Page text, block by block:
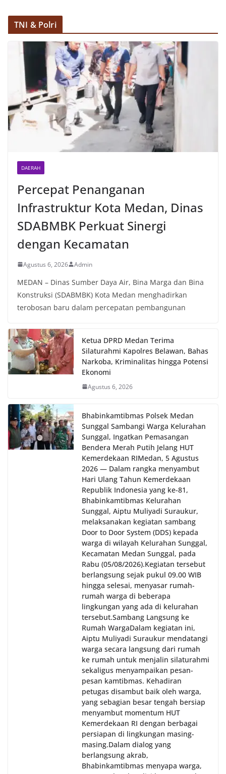
hubungan kemitraan antara Polri dan
masyarakat, sekaligus membangun kesadaran
kolektif warga akan pentingnya menjaga
keamanan, ketertiban, dan kekompakan
lingkungan, khususnya dalam menyambut
momentum bersejarah HUT Kemerdekaan
Republik Indonesia.‎Kegiatan sambang ini
rencananya akan terus dilaksanakan secara rutin
oleh Bhabinkamtibmas di wilayah Kelurahan
Sunggal sebagai bagian dari upaya menciptakan
situasi Kamtibmas yang aman dan kondusif,
sekaligus menumbuhkan semangat nasionalisme
warga dalam menyambut Hari Kemerdekaan RI.
TNI & Polri
DAERAH
Percepat Penanganan
Infrastruktur Kota Medan, Dinas
SDABMBK Perkuat Sinergi
dengan Kecamatan
Agustus 6, 2026 Admin
MEDAN – Dinas Sumber Daya Air, Bina Marga dan Bina
Konstruksi (SDABMBK) Kota Medan menghadirkan
terobosan baru dalam percepatan pembangunan
Ketua DPRD Medan Terima
Silaturahmi Kapolres Belawan, Bahas
Narkoba, Kriminalitas hingga Potensi
Ekonomi
Agustus 6, 2026
Bhabinkamtibmas Polsek Medan
Sunggal Sambangi Warga Kelurahan
Sunggal, Ingatkan Pemasangan
Bendera Merah Putih Jelang HUT
Kemerdekaan RI‎‎Medan, 5 Agustus
2026 — Dalam rangka menyambut
Hari Ulang Tahun Kemerdekaan
Republik Indonesia yang ke-81,
Bhabinkamtibmas Kelurahan
Sunggal, Aiptu Muliyadi Suraukur,
melaksanakan kegiatan sambang
Door to Door System (DDS) kepada
warga di wilayah Kelurahan Sunggal,
Kecamatan Medan Sunggal, pada
Rabu (05/08/2026).‎‎Kegiatan tersebut
berlangsung sejak pukul 09.00 WIB
hingga selesai, menyasar rumah-
rumah warga di beberapa
lingkungan yang ada di kelurahan
tersebut.‎Sambang Langsung ke
Rumah Warga‎Dalam kegiatan ini,
Aiptu Muliyadi Suraukur mendatangi
warga secara langsung dari rumah
ke rumah untuk menjalin silaturahmi
sekaligus menyampaikan pesan-
pesan kamtibmas. Kehadiran
petugas disambut baik oleh warga,
yang sebagian besar tengah bersiap
menyambut momentum HUT
Kemerdekaan RI dengan berbagai
persiapan di lingkungan masing-
masing.‎Dalam dialog yang
berlangsung akrab,
Bhabinkamtibmas menyapa warga,